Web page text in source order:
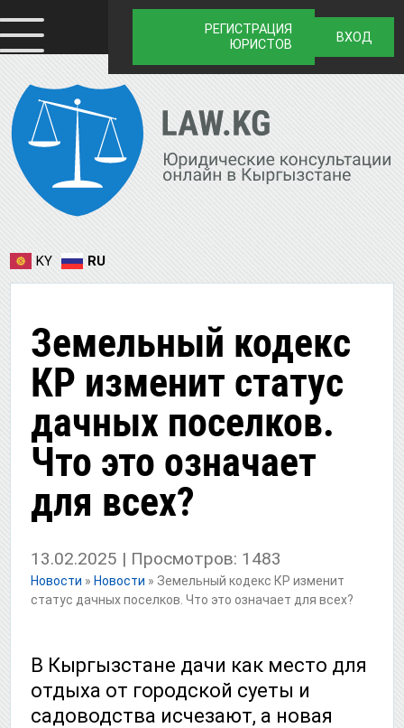
РЕГИСТРАЦИЯ
ЮРИСТОВ
ВХОД
KY RU
Земельный кодекс
КР изменит статус
дачных поселков.
Что это означает
для всех?
13.02.2025 | Просмотров: 1483
Новости » Новости » Земельный кодекс КР изменит
статус дачных поселков. Что это означает для всех?
В Кыргызстане дачи как место для
отдыха от городской суеты и
садоводства исчезают, а новая